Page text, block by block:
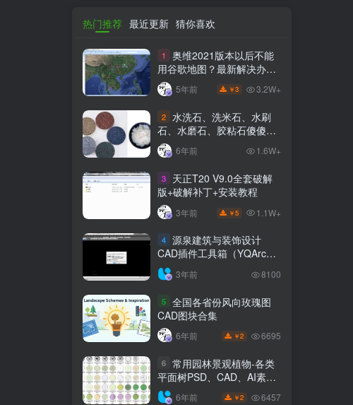
热门推荐 最近更新 猜你喜欢
1
奥维2021版本以后不能
用谷歌地图？最新解决办法
苹果安卓电脑
5年前 ￥3 3.2W+
2 水洗石、洗米石、水刷
石、水磨石、胶粘石傻傻分
不清楚
6年前 1.6W+
3
天正T20 V9.0全套破解
版+破解补丁+安装教程
3年前 ￥5 1.1W+
4 源泉建筑与装饰设计
CAD插件工具箱（YQArch
6.7.4）
3年前 8100
5 全国各省份风向玫瑰图
CAD图块合集
6年前 ￥2 6695
6 常用园林景观植物-各类
平面树PSD、CAD、AI素材
线稿
6年前 ￥2 6457